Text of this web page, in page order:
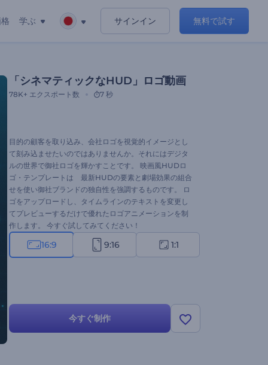
学ぶ サインイン 無料で試す
「シネマティックなHUD」ロゴ動画
78K+ エクスポート数 7 秒
目的の顧客を取り込み、会社ロゴを視覚的イメージとし
て刻み込ませたいのではありませんか。それにはデジタ
ルの世界で御社ロゴを輝かすことです。 映画風HUDロ
ゴ・テンプレートは 最新HUDの要素と劇場効果の組合
せを使い御社ブランドの独自性を強調するものです。 ロ
ゴをアップロードし、タイムラインのテキストを変更し
てプレビューするだけで優れたロゴアニメーションを制
作します。 今すぐ試してみてください！
16:9 9:16 1:1
今すぐ制作